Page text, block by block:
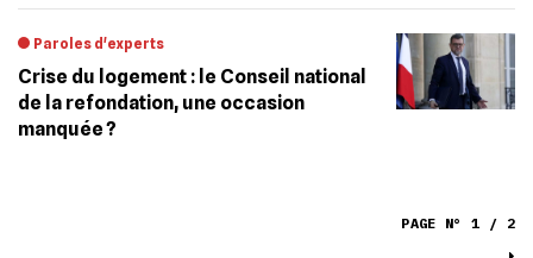
Paroles d'experts
Crise du logement : le Conseil national
de la refondation, une occasion
manquée ?
PAGE N° 1 / 2